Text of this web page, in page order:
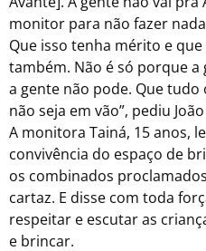
monitor para não fazer
Que isso tenha mérito e
também. Não é só porque a
a gente não pode. Que
não seja em vão”, pediu
A monitora Tainá, 15anos,
convivência do espaço de
os combinados
cartaz. E disse com toda
respeitar e escutar as
e brincar.